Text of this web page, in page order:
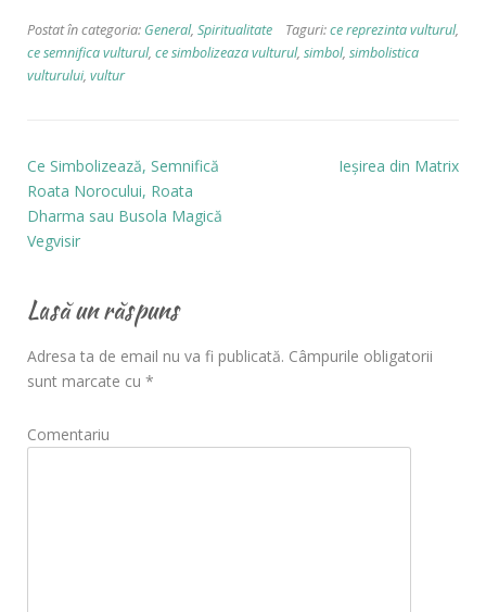
Postat în categoria: General, Spiritualitate Taguri:ce reprezinta vulturul,
ce semnifica vulturul, ce simbolizeaza vulturul, simbol, simbolistica
vulturului, vultur
Ce Simbolizează, Semnifică
Roata Norocului, Roata
Dharma sau Busola Magică
Vegvisir
Ieșirea din Matrix
Lasă un răspuns
Adresa ta de email nu va fi publicată. Câmpurile obligatorii
sunt marcate cu *
Comentariu